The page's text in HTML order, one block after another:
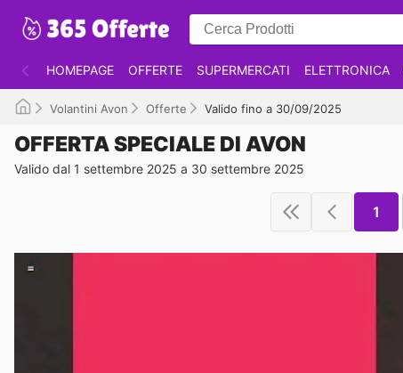
HOMEPAGE OFFERTE SUPERMERCATI ELETTRONICA
Volantini Avon Offerte Valido fino a 30/09/2025
OFFERTA SPECIALE DI AVON
Valido dal 1 settembre 2025 a 30 settembre 2025
1